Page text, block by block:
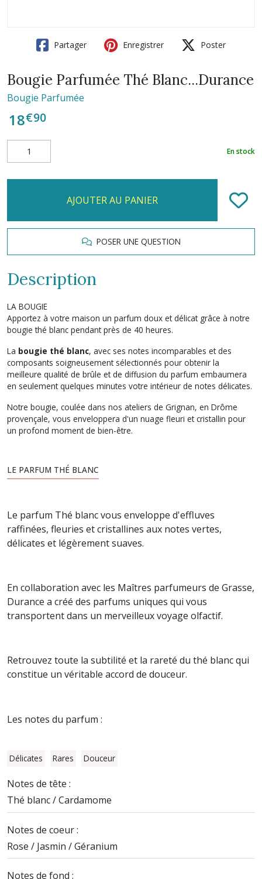
Partager Enregistrer Poster
Bougie Parfumée Thé Blanc...Durance
Bougie Parfumée
18€90
En stock
AJOUTER AU PANIER
POSER UNE QUESTION
Description
LA BOUGIE
Apportez à votre maison un parfum doux et délicat grâce à notre
bougie thé blanc pendant près de 40 heures.
La bougie thé blanc, avec ses notes incomparables et des
composants soigneusement sélectionnés pour obtenir la
meilleure qualité de brûle et de diffusion du parfum embaumera
en seulement quelques minutes votre intérieur de notes délicates.
Notre bougie, coulée dans nos ateliers de Grignan, en Drôme
provençale, vous enveloppera d'un nuage fleuri et cristallin pour
un profond moment de bien-être.
LE PARFUM THÉ BLANC
Le parfum Thé blanc vous enveloppe d'effluves
raffinées, fleuries et cristallines aux notes vertes,
délicates et légèrement suaves.
En collaboration avec les Maîtres parfumeurs de Grasse,
Durance a créé des parfums uniques qui vous
transportent dans un merveilleux voyage olfactif.
Retrouvez toute la subtilité et la rareté du thé blanc qui
constitue un véritable accord de douceur.
Les notes du parfum :
Délicates Rares Douceur
Notes de tête :
Thé blanc / Cardamome
Notes de coeur :
Rose / Jasmin / Géranium
Notes de fond :